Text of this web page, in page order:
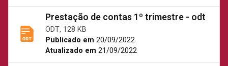
Prestação de contas 1º trimestre - odt
ODT, 128 KB
Publicado em 20/09/2022
Atualizado em 21/09/2022